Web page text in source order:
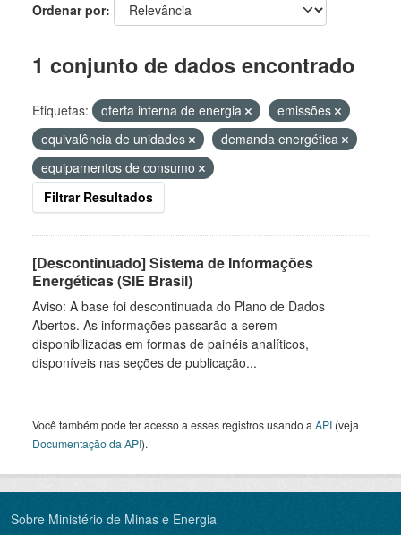
Ordenar por
1 conjunto de dados encontrado
Etiquetas: oferta interna de energia
emissões
equivalência de unidades
demanda energética
equipamentos de consumo
Filtrar Resultados
[Descontinuado] Sistema de Informações
Energéticas (SIE Brasil)
Aviso: A base foi descontinuada do Plano de Dados
Abertos. As informações passarão a serem
disponibilizadas em formas de painéis analíticos,
disponíveis nas seções de publicação...
Você também pode ter acesso a esses registros usando a API (veja
Documentação da API).
Sobre Ministério de Minas e Energia